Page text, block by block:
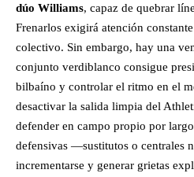
dúo Williams, capaz de quebrar
Frenarlos exigirá atención
colectivo. Sin embargo, hay una
conjunto verdiblanco consigue
bilbaíno y controlar el ritmo en el
desactivar la salida limpia del
defender en campo propio por
defensivas —sustitutos o centrales
incrementarse y generar grietas